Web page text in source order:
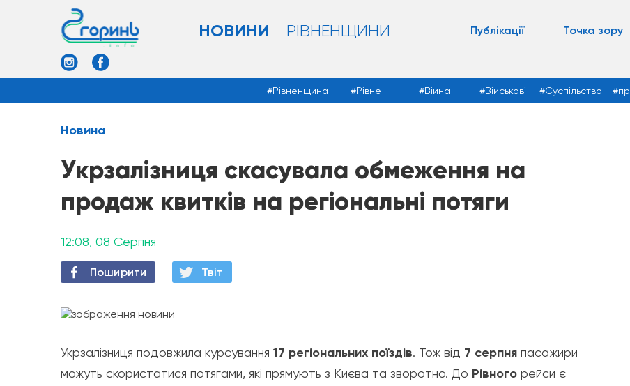
НОВИНИ РІВНЕНЩИНИ Публікації Точка зору
Рівненщина Рівне Війна Військові Суспільство
Новина
Укрзалізниця скасувала обмеження на
продаж квитків на регіональні потяги
12:08, 08 Серпня
Поширити Твiт
Укрзалізниця подовжила курсування 17 регіональних поїздів. Тож від 7 серпня пасажири
можуть скористатися потягами, які прямують з Києва та зворотно. До Рівного рейси є